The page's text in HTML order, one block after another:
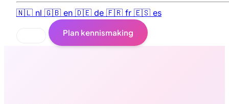
🇳🇱 nl 🇬🇧 en 🇩🇪 de 🇫🇷 fr 🇪🇸 es
Plan kennismaking